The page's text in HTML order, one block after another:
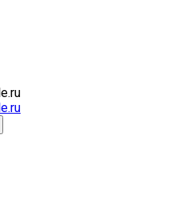
Истории преображения и
и косметике